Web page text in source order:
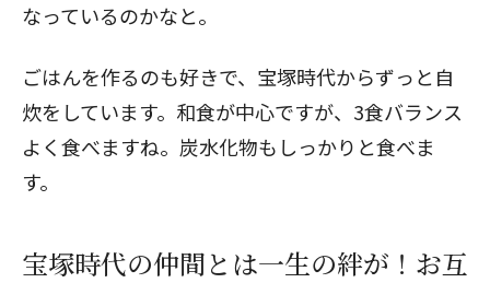
なっているのかなと。
ごはんを作るのも好きで、宝塚時代からずっと自
炊をしています。和食が中心ですが、3食バランス
よく食べますね。炭水化物もしっかりと食べま
す。
宝塚時代の仲間とは一生の絆が！お互